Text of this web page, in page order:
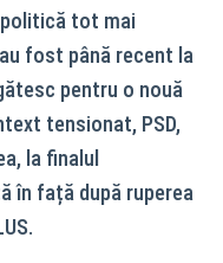
tot mai
fost până recent la
pentru o nouă
tensionat, PSD,
la finalul
în față după ruperea